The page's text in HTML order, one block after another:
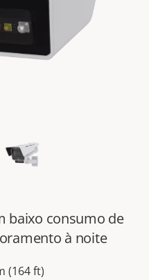
baixo consumo de
à noite
(164 ft)